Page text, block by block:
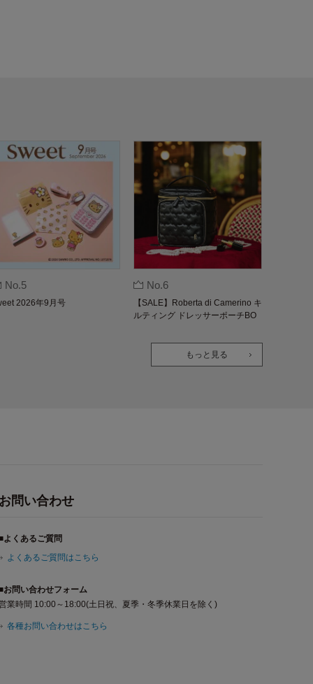
No.5
2026年9月号
No.6
【SALE】Roberta di Camerino キ
ルティング ドレッサーポーチBO
もっと見る
問い合わせ
よくあるご質問
よくあるご質問はこちら
お問い合わせフォーム
業時間 10:00～18:00(土日祝、夏季・冬季休業日を除く)
各種お問い合わせはこちら